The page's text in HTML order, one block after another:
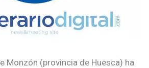
Monzón (provincia de Huesca) ha